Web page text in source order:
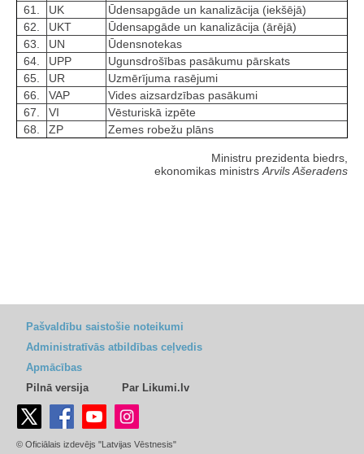
61.
UK
Ūdensapgāde un kanalizācija (iekšējā)
62.
UKT
Ūdensapgāde un kanalizācija (ārējā)
63.
UN
Ūdensnotekas
64.
UPP
Ugunsdrošības pasākumu pārskats
65.
UR
Uzmērījuma rasējumi
66.
VAP
Vides aizsardzības pasākumi
67.
VI
Vēsturiskā izpēte
68.
ZP Zemes robežu plāns
Ministru prezidenta biedrs,
ekonomikas ministrs Arvils Ašeradens
Pašvaldību saistošie noteikumi
Administratīvās atbildības ceļvedis
Apmācības
Pilnā versija
Par Likumi.lv
© Oficiālais izdevējs "Latvijas Vēstnesis"